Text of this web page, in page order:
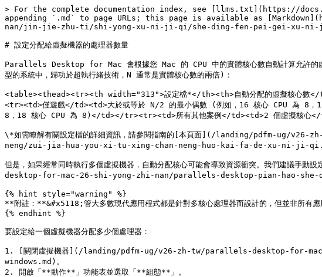
> For the complete documentation index, see [llms.txt](https://
appending `.md` to page URLs; this page is available as
nan/jin-jie-zhu-ti/shi-yong-xu-ni-ji-qi/she-ding-fen-pei-gei-xu-
# 設定分配給虛擬機器的處理器數量
Parallels Desktop for Mac 會根據您 Mac 的 CPU 中的實體核心數自動計算允許的
型的系統中，歸功於超執行緒技術，N 通常是實體核心數的兩倍)：
<table><thead><tr><th width="313">設定檔*</th><th>自動分配的虛擬核心數
<tr><td>僅遊戲</td><td>大於或等於 N/2 的最小偶數 (例如，16 核心 CPU 為 8
8，18 核心 CPU 為 8)</td></tr><tr><td>所有其他案例</td><td>2 個虛擬核
\*如需瞭解有關設定檔的詳細資訊，請參閱指南的[本頁面](/landing/pdfm-
neng/zui-jia-hua-you-xi-tu-xing-chan-neng-huo-kai-fa-de-xu-ni-ji-
但是，如果經常同時執行多個虛擬機器，自動分配核心可能會導致資源衝突。我們建
desktop-for-mac-26-shi-yong-zhi-nan/parallels-desktop-pian-
{% hint style="warning" %}
**附註：**&#x5118;管大多數現代應用程式都是針對多核心處理器而設計的，但並非所有應
{% endhint %}
要設定給一個虛擬機器分配多少個處理器：
1. [關閉虛擬機器](/landing/pdfm-ug/v26-zh-tw/parallels-desktop-for-
windows.md)。
2. 開啟「**動作**」功能表並選取「**組態**」。